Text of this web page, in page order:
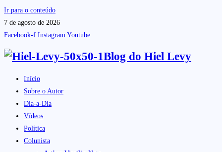
Ir para o conteúdo
7 de agosto de 2026
Facebook-f Instagram Youtube
Blog do Hiel Levy
Início
Sobre o Autor
Dia-a-Dia
Vídeos
Política
Colunista